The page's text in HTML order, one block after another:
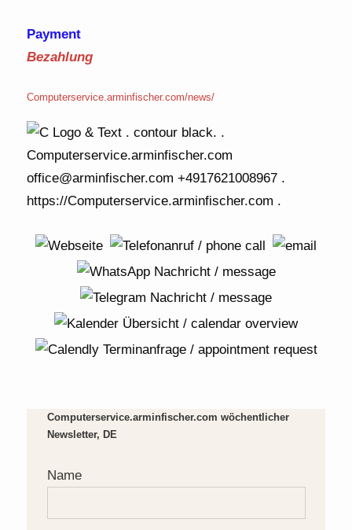
Payment
Bezahlung
Computerservice.arminfischer.com/news/
Computerservice.arminfischer.com wöchentlicher
Newsletter, DE
Name